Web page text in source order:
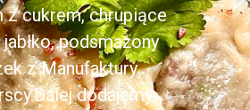
z cukrem, chrupiące
podsmażony
z Manufaktury
dodajemy